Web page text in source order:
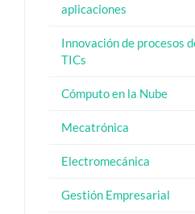
aplicaciones
Innovación de procesos
TICs
Cómputo en la Nube
Mecatrónica
Electromecánica
Gestión Empresarial